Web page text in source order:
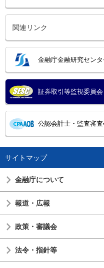
関連リンク
金融庁金融研究センタ
証券取引等監視委員会
公認会計士・監査審
サイトマップ
金融庁について
報道・広報
政策・審議会
法令・指針等